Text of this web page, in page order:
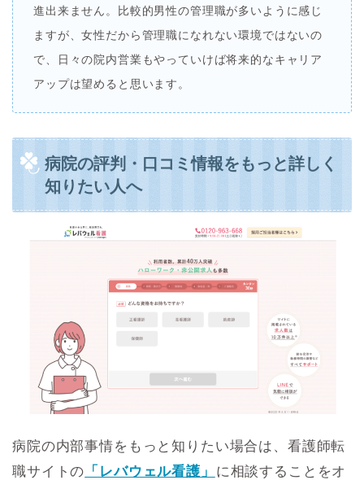
進出来ません。比較的男性の管理職が多いように感じ
ますが、女性だから管理職になれない環境ではないの
で、日々の院内営業もやっていけば将来的なキャリア
アップは望めると思います。
病院の評判・口コミ情報をもっと詳しく
知りたい人へ
病院の内部事情をもっと知りたい場合は、看護師転
職サイトの 「レバウェル看護」
に相談することをオ